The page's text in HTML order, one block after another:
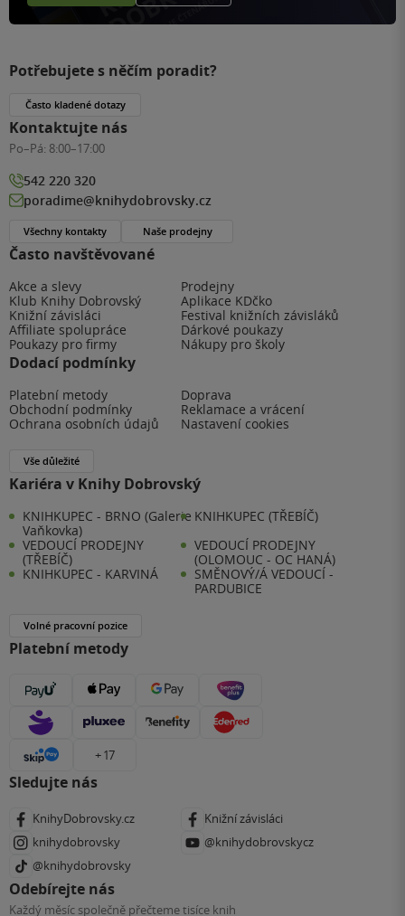
Často navštěvované
Akce a slevy
Prodejny
Klub Knihy Dobrovský
Aplikace KDčko
Knižní závisláci
Festival knižních závisláků
Affiliate spolupráce
Dárkové poukazy
Poukazy pro firmy
Nákupy pro školy
Dodací podmínky
Platební metody
Doprava
Obchodní podmínky
Reklamace a vrácení
Ochrana osobních údajů
Nastavení cookies
Vše důležité
Kariéra v Knihy Dobrovský
KNIHKUPEC - BRNO (Galerie
Vaňkovka)
KNIHKUPEC (TŘEBÍČ)
VEDOUCÍ PRODEJNY
(TŘEBÍČ)
VEDOUCÍ PRODEJNY
(OLOMOUC - OC HANÁ)
KNIHKUPEC - KARVINÁ
SMĚNOVÝ/Á VEDOUCÍ -
PARDUBICE
Volné pracovní pozice
Platební metody
+ 17
Sledujte nás
KnihyDobrovsky.cz
Knižní závisláci
knihydobrovsky
@knihydobrovskycz
@knihydobrovsky
Odebírejte nás
Každý měsíc společně přečteme tisíce knih
Potřebujete s něčím poradit?
Často kladené dotazy
Kontaktujte nás
Po–Pá: 8:00–17:00
542 220 320
poradime@knihydobrovsky.cz
Všechny kontakty Naše prodejny